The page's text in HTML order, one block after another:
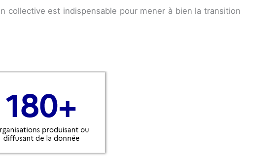
collective est indispensable pour mener à bien la transition